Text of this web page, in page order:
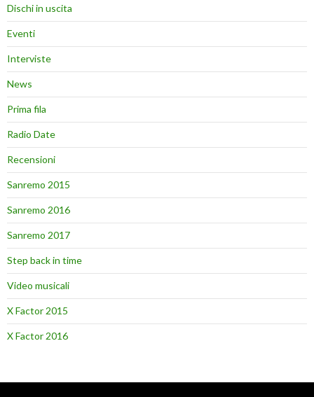
Dischi in uscita
Eventi
Interviste
News
Prima fila
Radio Date
Recensioni
Sanremo 2015
Sanremo 2016
Sanremo 2017
Step back in time
Video musicali
X Factor 2015
X Factor 2016